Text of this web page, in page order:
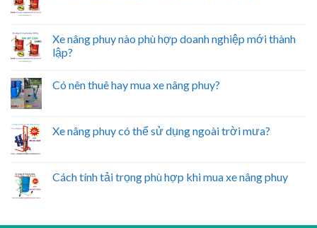
Xe nâng phuy nào phù hợp doanh nghiệp mới thành
lập?
Có nên thuê hay mua xe nâng phuy?
Xe nâng phuy có thể sử dụng ngoài trời mưa?
Cách tính tải trọng phù hợp khi mua xe nâng phuy